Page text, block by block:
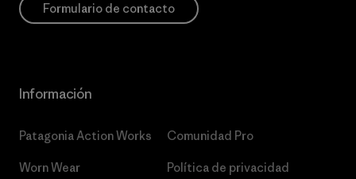
Formulario de contacto
Información
Patagonia Action Works
Worn Wear
Comunidad Pro
Política de privacidad